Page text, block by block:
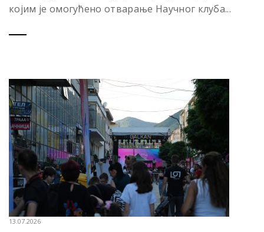
којим је омогућено отварање Научног клуба...
13.07.2026